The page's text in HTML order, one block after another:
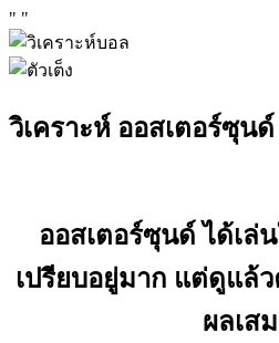
" "
วิเคราะห์ ออสเตอร์ซุน
ออสเตอร์ซุนด์ ได้เล่
เปรียบอยู่มาก แต่ดูแล้
ผลเส